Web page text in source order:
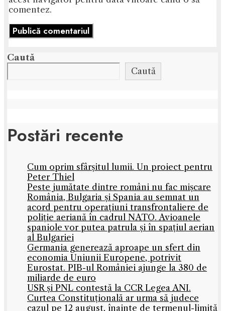
comentez.
Caută
Caută
Postări recente
Cum oprim sfârșitul lumii. Un proiect pentru
Peter Thiel
Peste jumătate dintre români nu fac mișcare
România, Bulgaria și Spania au semnat un
acord pentru operațiuni transfrontaliere de
poliție aeriană în cadrul NATO. Avioanele
spaniole vor putea patrula și în spațiul aerian
al Bulgariei
Germania generează aproape un sfert din
economia Uniunii Europene, potrivit
Eurostat. PIB-ul României ajunge la 380 de
miliarde de euro
USR și PNL contestă la CCR Legea ANI.
Curtea Constituțională ar urma să judece
cazul pe 12 august, înainte de termenul-limită